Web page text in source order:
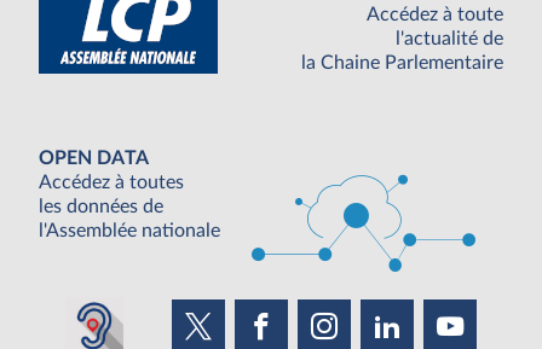
Accédez à toute
l'actualité de
la Chaine Parlementaire
OPEN DATA
Accédez à toutes
les données de
l'Assemblée nationale